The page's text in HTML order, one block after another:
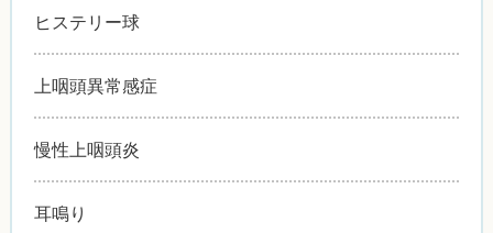
ヒステリー球
上咽頭異常感症
慢性上咽頭炎
耳鳴り